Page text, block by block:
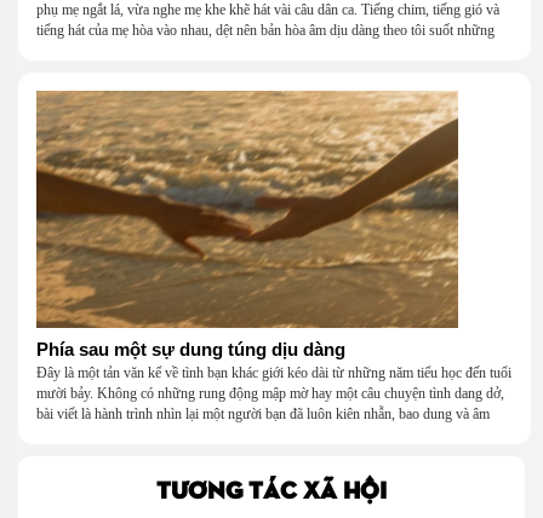
phụ mẹ ngắt lá, vừa nghe mẹ khe khẽ hát vài câu dân ca. Tiếng chim, tiếng gió và
tiếng hát của mẹ hòa vào nhau, dệt nên bản hòa âm dịu dàng theo tôi suốt những
Phía sau một sự dung túng dịu dàng
Đây là một tản văn kể về tình bạn khác giới kéo dài từ những năm tiểu học đến tuổi
mười bảy. Không có những rung động mập mờ hay một câu chuyện tình dang dở,
bài viết là hành trình nhìn lại một người bạn đã luôn kiên nhẫn, bao dung và âm
là một mối tình, mà là một người luôn cho tôi quyền được là chính mình.
TƯƠNG TÁC XÃ HỘI